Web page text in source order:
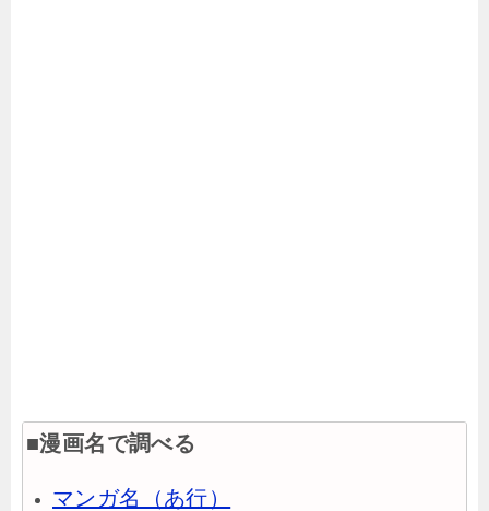
■漫画名で調べる
マンガ名（あ行）